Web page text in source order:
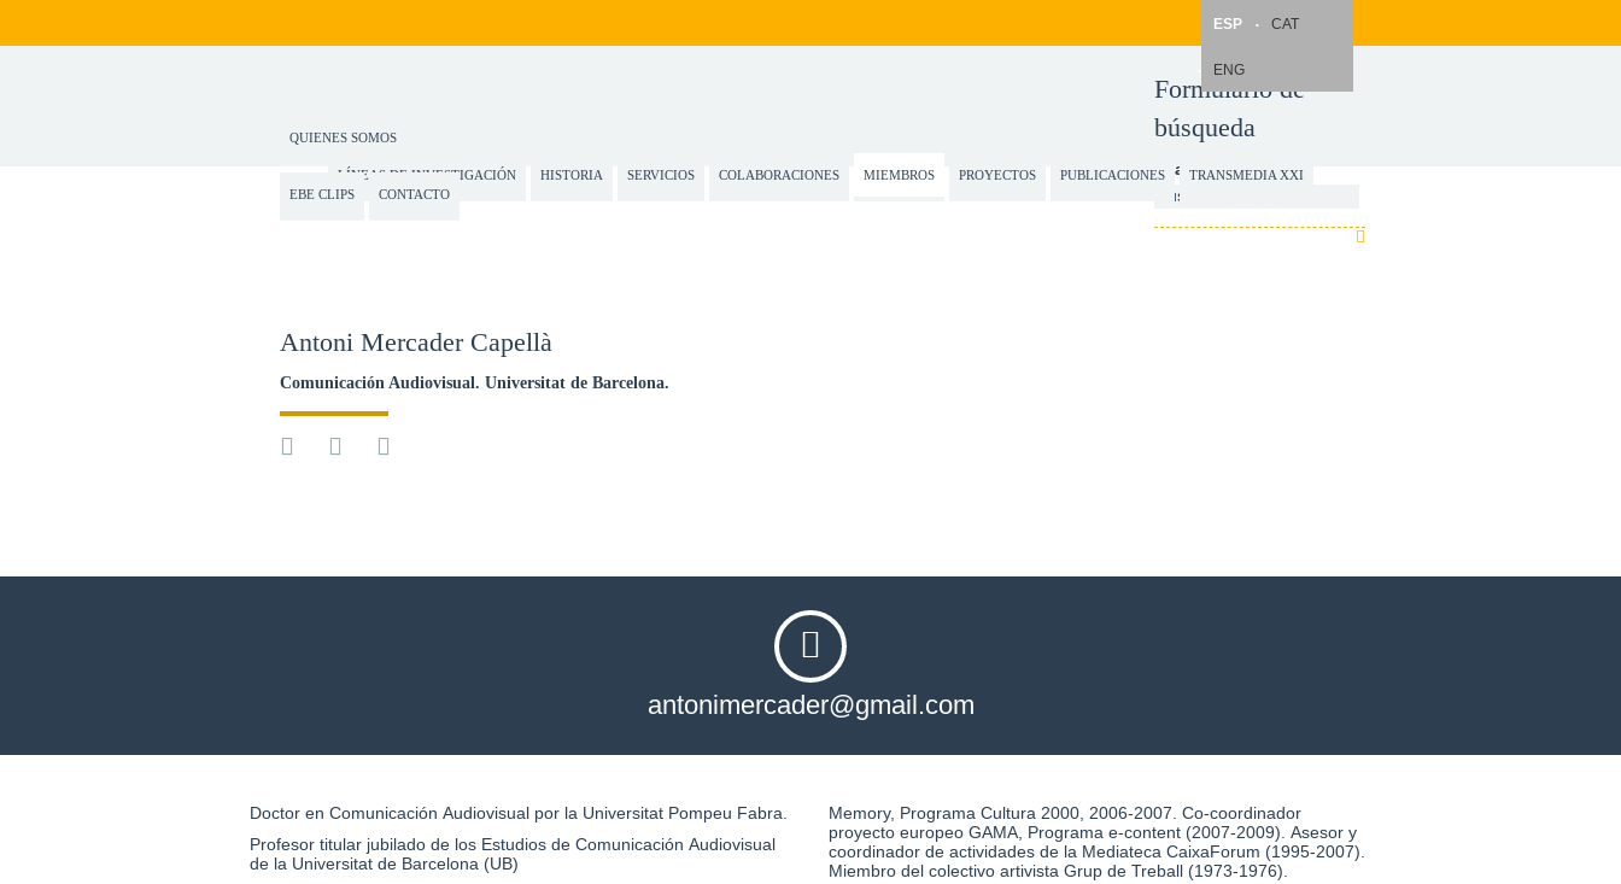
Formulario de
búsqueda
Search
QUIENES SOMOS
LÍNEAS DE INVESTIGACIÓN HISTORIA SERVICIOS COLABORACIONES MIEMBROS PROYECTOS PUBLICACIONES
TRANSMEDIA XXI
EBE CLIPS
CONTACTO
ESP CAT
ENG
Antoni Mercader Capellà
Comunicación Audiovisual. Universitat de Barcelona.
antonimercader@gmail.com
Doctor en Comunicación Audiovisual por la Universitat Pompeu Fabra.
Profesor titular jubilado de los Estudios de Comunicación Audiovisual
de la Universitat de Barcelona (UB)
Memory, Programa Cultura 2000, 2006-2007. Co-coordinador
proyecto europeo GAMA, Programa e-content (2007-2009). Asesor y
coordinador de actividades de la Mediateca CaixaForum (1995-2007).
Miembro del colectivo artivista Grup de Treball (1973-1976).